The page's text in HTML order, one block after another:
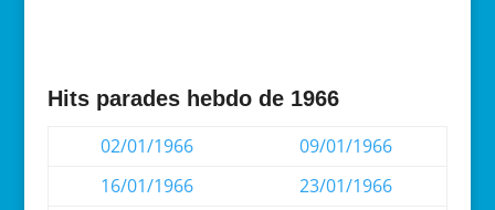
Hits parades hebdo de 1966
02/01/1966
09/01/1966
16/01/1966
23/01/1966